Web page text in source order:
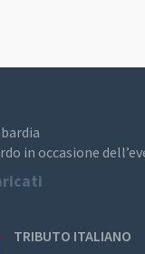
occasione
TRIBUTO ITALIANO